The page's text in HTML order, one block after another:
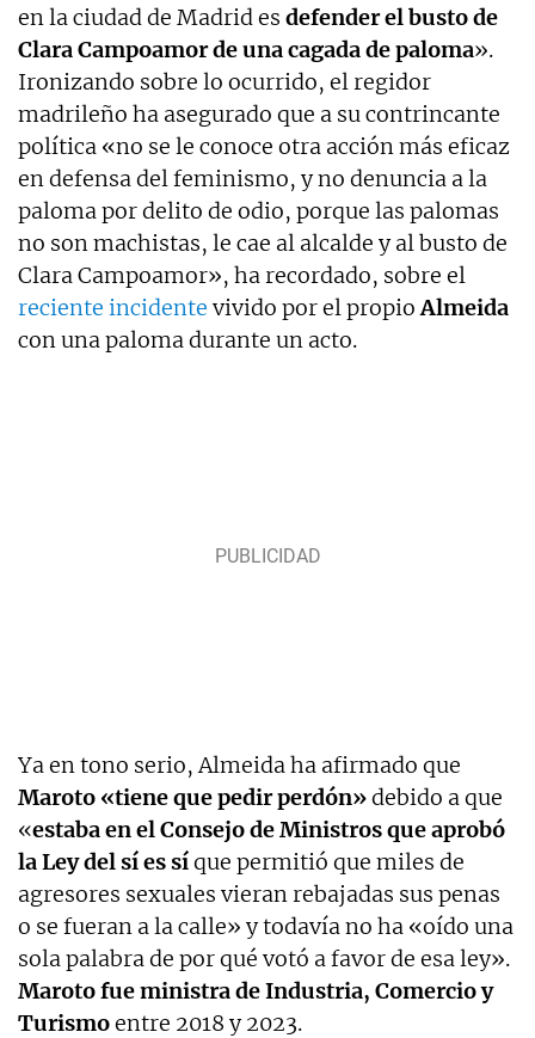
en la ciudad de Madrid es defender el busto de
Clara Campoamor de una cagada de paloma».
Ironizando sobre lo ocurrido, el regidor
madrileño ha asegurado que a su contrincante
política «no se le conoce otra acción más eficaz
en defensa del feminismo, y no denuncia a la
paloma por delito de odio, porque las palomas
no son machistas, le cae al alcalde y al busto de
Clara Campoamor», ha recordado, sobre el
reciente incidente vivido por el propioAlmeida
con una paloma durante un acto.
Ya en tono serio, Almeida ha afirmado que
Maroto «tiene que pedir perdón»debido a que
«estaba en el Consejo de Ministros que aprobó
la Ley del sí es síque permitió que miles de
agresores sexuales vieran rebajadas sus penas
o se fueran a la calle» y todavía no ha «oído una
sola palabra de por qué votó a favor de esa ley».
Maroto fue ministra de Industria, Comercio y
Turismoentre 2018 y 2023.